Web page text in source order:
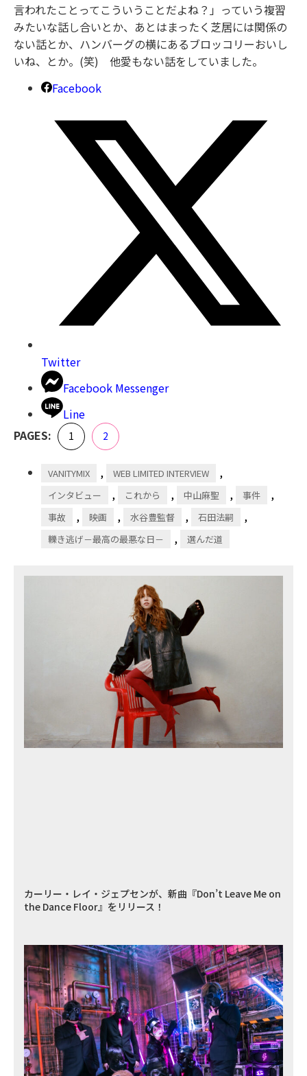
言われたことってこういうことだよね？」っていう複習
みたいな話し合いとか、あとはまったく芝居には関係の
ない話とか、ハンバーグの横にあるブロッコリーおいし
いね、とか。(笑) 他愛もない話をしていました。
Facebook
Twitter
Facebook Messenger
Line
PAGES:
Page
1 Page
2
VANITYMIX , WEB LIMITED INTERVIEW ,
インタビュー , これから , 中山麻聖 , 事件 ,
事故 , 映画 , 水谷豊監督 , 石田法嗣 ,
轢き逃げ－最高の最悪な日－ , 選んだ道
カーリー・レイ・ジェプセンが、新曲『Don’t Leave Me on
the Dance Floor』をリリース！